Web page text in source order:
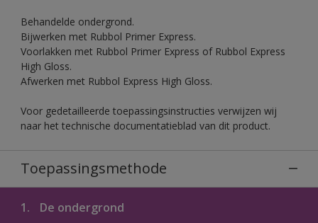
Behandelde ondergrond.
Bijwerken met Rubbol Primer Express.
Voorlakken met Rubbol Primer Express of Rubbol Express
High Gloss.
Afwerken met Rubbol Express High Gloss.
Voor gedetailleerde toepassingsinstructies verwijzen wij
naar het technische documentatieblad van dit product.
Toepassingsmethode
1. De ondergrond